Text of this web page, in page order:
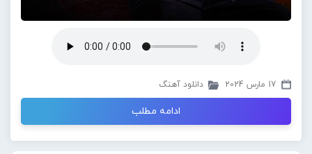
17 مارس 2024 دانلود آهنگ
ادامه مطلب